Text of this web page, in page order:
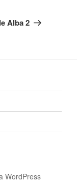
Alba 2
WordPress